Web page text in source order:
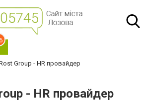
Group - HR провайдер
- HR провайдер